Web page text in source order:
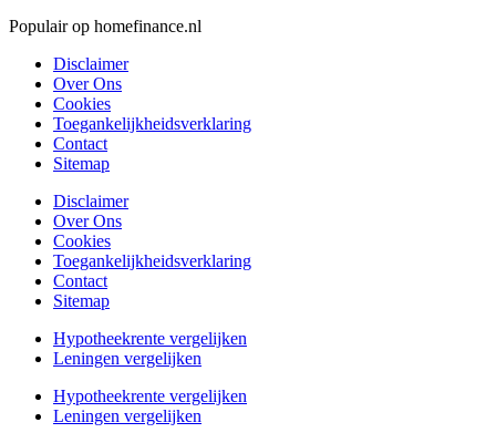
Populair op homefinance.nl
Disclaimer
Over Ons
Cookies
Toegankelijkheidsverklaring
Contact
Sitemap
Disclaimer
Over Ons
Cookies
Toegankelijkheidsverklaring
Contact
Sitemap
Hypotheekrente vergelijken
Leningen vergelijken
Hypotheekrente vergelijken
Leningen vergelijken